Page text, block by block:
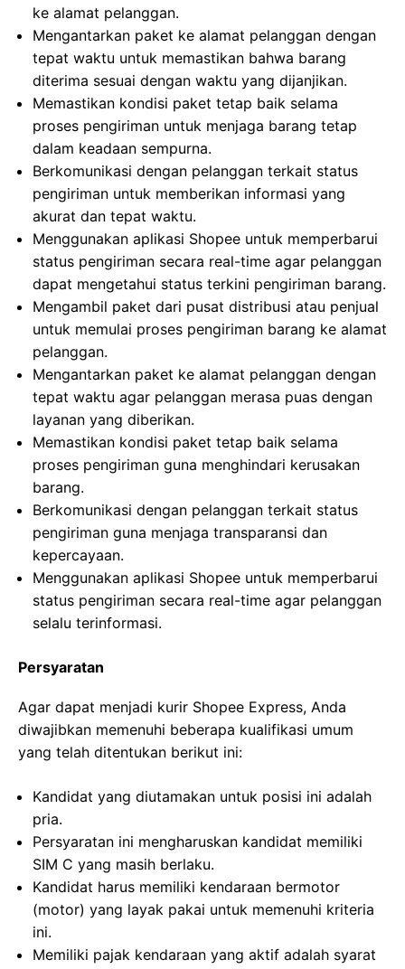
ke alamat pelanggan.
Mengantarkan paket ke alamat pelanggan dengan
tepat waktu untuk memastikan bahwa barang
diterima sesuai dengan waktu yang dijanjikan.
Memastikan kondisi paket tetap baik selama
proses pengiriman untuk menjaga barang tetap
dalam keadaan sempurna.
Berkomunikasi dengan pelanggan terkait status
pengiriman untuk memberikan informasi yang
akurat dan tepat waktu.
Menggunakan aplikasi Shopee untuk memperbarui
status pengiriman secara real-time agar pelanggan
dapat mengetahui status terkini pengiriman barang.
Mengambil paket dari pusat distribusi atau penjual
untuk memulai proses pengiriman barang ke alamat
pelanggan.
Mengantarkan paket ke alamat pelanggan dengan
tepat waktu agar pelanggan merasa puas dengan
layanan yang diberikan.
Memastikan kondisi paket tetap baik selama
proses pengiriman guna menghindari kerusakan
barang.
Berkomunikasi dengan pelanggan terkait status
pengiriman guna menjaga transparansi dan
kepercayaan.
Menggunakan aplikasi Shopee untuk memperbarui
status pengiriman secara real-time agar pelanggan
selalu terinformasi.
Persyaratan
Agar dapat menjadi kurir Shopee Express, Anda
diwajibkan memenuhi beberapa kualifikasi umum
yang telah ditentukan berikut ini:
Kandidat yang diutamakan untuk posisi ini adalah
pria.
Persyaratan ini mengharuskan kandidat memiliki
SIM C yang masih berlaku.
Kandidat harus memiliki kendaraan bermotor
(motor) yang layak pakai untuk memenuhi kriteria
ini.
Memiliki pajak kendaraan yang aktif adalah syarat